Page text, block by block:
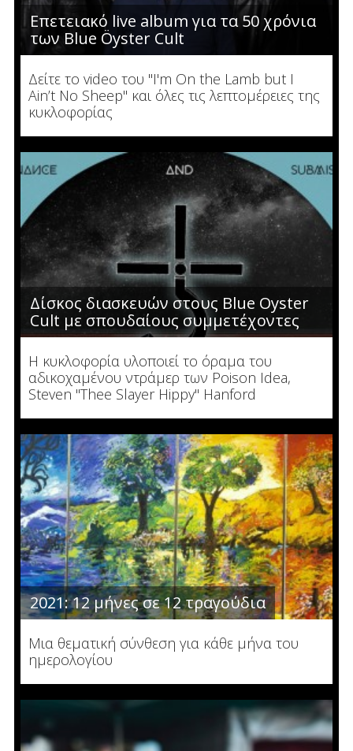
Επετειακό live album για τα 50 χρόνια
των Blue Öyster Cult
Δείτε το video του "I'm On the Lamb but I
Ain’t No Sheep" και όλες τις λεπτομέρειες της
κυκλοφορίας
Δίσκος διασκευών στους Blue Oyster
Cult με σπουδαίους συμμετέχοντες
Η κυκλοφορία υλοποιεί το όραμα του
αδικοχαμένου ντράμερ των Poison Idea,
Steven "Thee Slayer Hippy" Hanford
2021: 12 μήνες σε 12 τραγούδια
Μια θεματική σύνθεση για κάθε μήνα του
ημερολογίου